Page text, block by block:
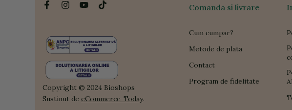
Copyright © 2024 Bioshops
Sustinut de eCommerce-Today.
Comanda si livrare
Cum cumpar?
Metode de plata
Contact
Program de fidelitate